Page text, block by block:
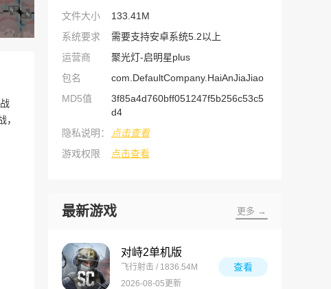
文件大小
133.41M
系统要求
需要支持安卓系统5.2以上
运营商
聚光灯-启明星plus
包名
com.DefaultCompany.HaiAnJiaJiao
MD5值
3f85a4d760bff051247f5b256c53c5
d4
隐私说明：
点击查看
游戏权限
点击查看
最新游戏 更多 →
对峙2单机版
飞行射击 / 1836.54M
2026-08-05更新
查看